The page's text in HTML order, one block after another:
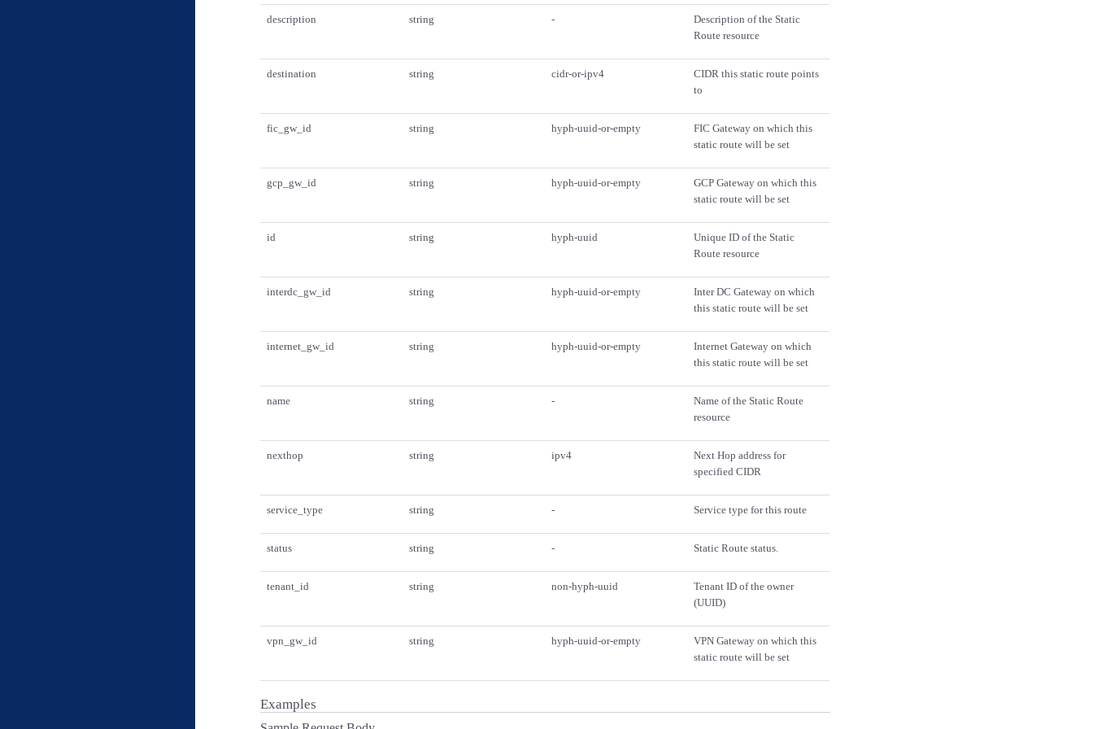
description string -
Description of the Static
Route resource
destination string cidr-or-ipv4
CIDR this static route points
to
fic_gw_id string hyph-uuid-or-empty
FIC Gateway on which this
static route will be set
gcp_gw_id string hyph-uuid-or-empty
GCP Gateway on which this
static route will be set
id string hyph-uuid
Unique ID of the Static
Route resource
interdc_gw_id string hyph-uuid-or-empty
Inter DC Gateway on which
this static route will be set
internet_gw_id string hyph-uuid-or-empty
Internet Gateway on which
this static route will be set
name string -
Name of the Static Route
resource
nexthop string ipv4
Next Hop address for
specified CIDR
service_type string - Service type for this route
status string - Static Route status.
tenant_id string non-hyph-uuid
Tenant ID of the owner
(UUID)
vpn_gw_id string hyph-uuid-or-empty
VPN Gateway on which this
static route will be set
Examples